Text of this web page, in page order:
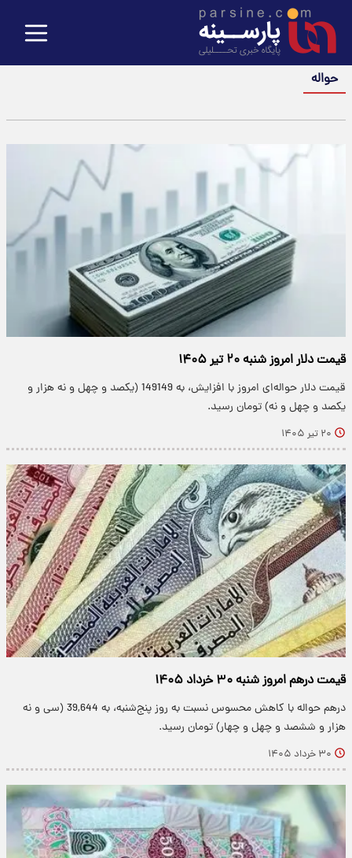
حواله
قیمت دلار امروز شنبه ۲۰ تیر ۱۴۰۵
قیمت دلار حواله‌ای امروز با افزایش، به 149149 (یکصد و چهل و نه هزار و
یکصد و چهل و نه) تومان رسید.
۲۰ تیر ۱۴۰۵
قیمت درهم امروز شنبه ۳۰ خرداد ۱۴۰۵
درهم حواله با کاهش محسوس نسبت به روز پنج‌شنبه، به 39,644 (سی و نه
هزار و ششصد و چهل و چهار) تومان رسید.
۳۰ خرداد ۱۴۰۵